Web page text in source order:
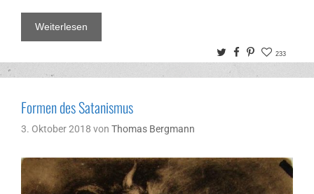
Weiterlesen
TwitterFacebook
Pinterest
233
Formen des Satanismus
3. Oktober 2018 von Thomas Bergmann